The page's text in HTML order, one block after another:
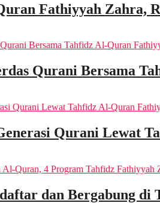
Fathiyyah Zahra,
Qurani Bersama
Qurani Lewat
dan Bergabung